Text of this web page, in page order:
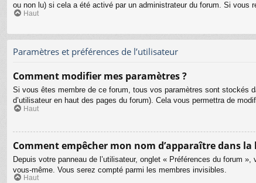
ou non lu) si cela a été activé par un administrateur du forum. Si vous
Haut
Paramètres et préférences de l’utilisateur
Comment modifier mes paramètres ?
Si vous êtes membre de ce forum, tous vos paramètres sont stockés
d’utilisateur en haut des pages du forum). Cela vous permettra de
Haut
Comment empêcher mon nom d’apparaître dans la
Depuis votre panneau de l’utilisateur, onglet « Préférences du forum »,
vous-même. Vous serez compté parmi les membres invisibles.
Haut